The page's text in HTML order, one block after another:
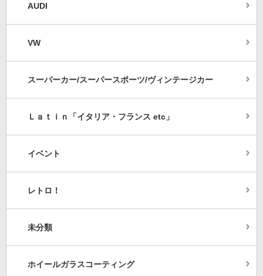
AUDI
VW
スーパーカー/スーパースポーツ/ヴィンテージカー
Ｌａｔｉｎ「イタリア・フランス etc」
イベント
レトロ！
未分類
ホイールガラスコーティング